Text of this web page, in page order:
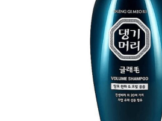
Или войдите через